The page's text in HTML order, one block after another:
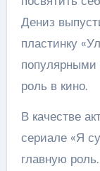
Дениз
пластинку
популярными
роль в кино.
В качестве
сериале «Я
главную